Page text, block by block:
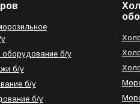
оборудование б/у
б/у
б/у
б/у